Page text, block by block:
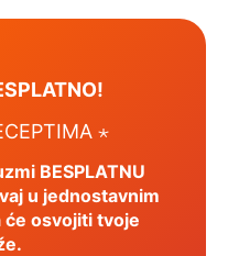
⋆
BESPLATNU
u jednostavnim
će osvojiti tvoje